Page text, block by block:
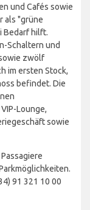
und Cafés sowie
als "grüne
Bedarf hilft.
Schaltern und
zwölf
im ersten Stock,
befindet. Die
Lounge,
sowie
91 321 10 00